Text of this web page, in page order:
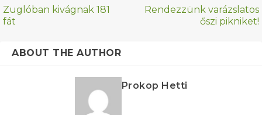
Zuglóban kivágnak 181
fát
Rendezzünk varázslatos
őszi pikniket!
ABOUT THE AUTHOR
Prokop Hetti